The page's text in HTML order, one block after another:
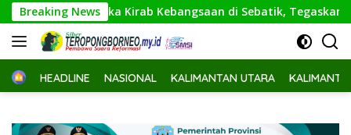
Langsung
ke
konten
Breaking News
Buka Kirab Kebangsaan di Sebatik, Tegaskan Perbatasan
HomeHEADLINE NASIONAL KALIMANTAN UTARA